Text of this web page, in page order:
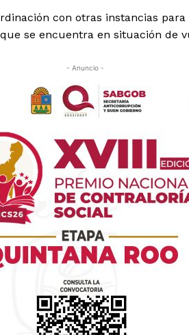
con otras instancias
se encuentra en situación de
- Anuncio -